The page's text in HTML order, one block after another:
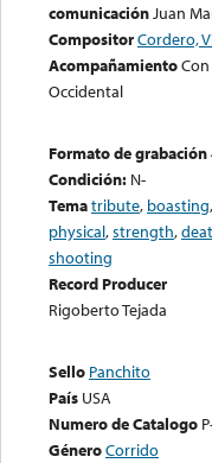
comunicaciónJuan
CompositorCordero,
Acompañamiento
Occidental
Formato de grabación
Condición: N-
Tematribute, boasting,
physical,strength,
shooting
Record Producer
Rigoberto Tejada
Sello Panchito
País USA
Numero de Catalogo
GéneroCorrido